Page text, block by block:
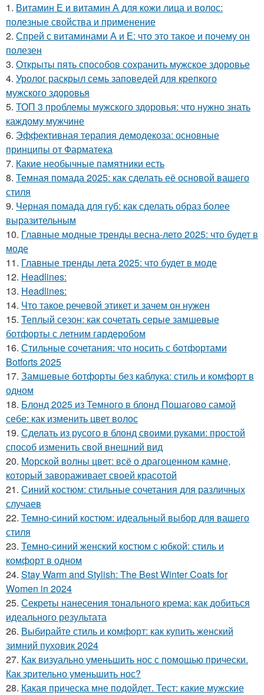
1. Витамин Е и витамин А для кожи лица и волос:
полезные свойства и применение
2. Спрей с витаминами А и Е: что это такое и почему он
полезен
3. Открыты пять способов сохранить мужское здоровье
4. Уролог раскрыл семь заповедей для крепкого
мужского здоровья
5. ТОП 3 проблемы мужского здоровья: что нужно знать
каждому мужчине
6. Эффективная терапия демодекоза: основные
принципы от Фарматека
7. Какие необычные памятники есть
8. Темная помада 2025: как сделать её основой вашего
стиля
9. Черная помада для губ: как сделать образ более
выразительным
10. Главные модные тренды весна-лето 2025: что будет в
моде
11. Главные тренды лета 2025: что будет в моде
12. Headlines:
13. Headlines:
14. Что такое речевой этикет и зачем он нужен
15. Теплый сезон: как сочетать серые замшевые
ботфорты с летним гардеробом
16. Стильные сочетания: что носить с ботфортами
Botforts 2025
17. Замшевые ботфорты без каблука: стиль и комфорт в
одном
18. Блонд 2025 из Темного в блонд Пошагово самой
себе: как изменить цвет волос
19. Сделать из русого в блонд своими руками: простой
способ изменить свой внешний вид
20. Морской волны цвет: всё о драгоценном камне,
который завораживает своей красотой
21. Синий костюм: стильные сочетания для различных
случаев
22. Темно-синий костюм: идеальный выбор для вашего
стиля
23. Темно-синий женский костюм с юбкой: стиль и
комфорт в одном
24. Stay Warm and Stylish: The Best Winter Coats for
Women in 2024
25. Секреты нанесения тонального крема: как добиться
идеального результата
26. Выбирайте стиль и комфорт: как купить женский
зимний пуховик 2024
27. Как визуально уменьшить нос с помощью прически.
Как зрительно уменьшить нос?
28. Какая прическа мне подойдет. Тест: какие мужские